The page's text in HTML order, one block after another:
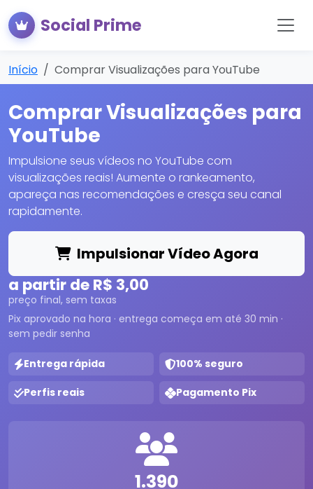
Social Prime
Início Comprar Visualizações para YouTube
Comprar Visualizações para
YouTube
Impulsione seus vídeos no YouTube com
visualizações reais! Aumente o rankeamento,
apareça nas recomendações e cresça seu canal
rapidamente.
Impulsionar Vídeo Agora
a partir de R$ 3,00
preço final, sem taxas
Pix aprovado na hora · entrega começa em até 30 min ·
sem pedir senha
Entrega rápida 100% seguro
Perfis reais Pagamento Pix
1.390